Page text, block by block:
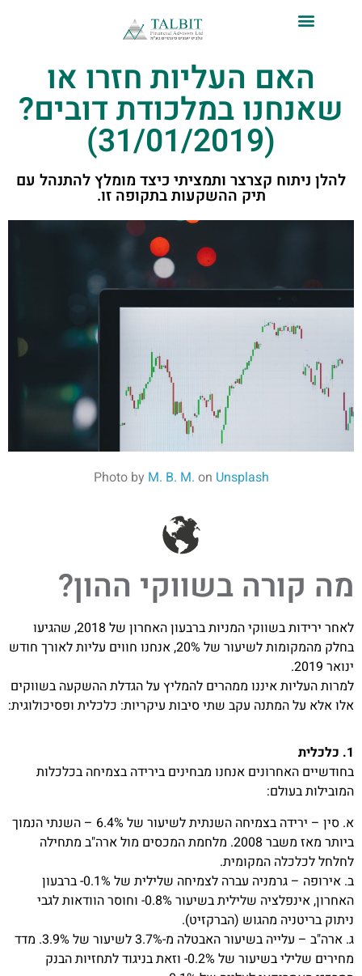
האם העליות חזרו או
שאנחנו במלכודת דובים?
(31/01/2019)
להלן ניתוח קצרצר ותמציתי כיצד מומלץ להתנהל עם
תיק ההשקעות בתקופה זו.
Photo by M. B. M. on Unsplash
מה קורה בשווקי ההון?
לאחר ירידות בשווקי המניות ברבעון האחרון של 2018, שהגיעו
בחלק מהמקומות לשיעור של 20%, אנחנו חווים עליות לאורך חודש
ינואר 2019.
למרות העליות איננו ממהרים להמליץ על הגדלת ההשקעה בשווקים
אלו אלא על המתנה עקב שתי סיבות עיקריות: כלכלית ופסיכולוגית:
1. כלכלית
בחודשיים האחרונים אנחנו מבחינים בירידה בצמיחה בכלכלות
המובילות בעולם:
א. סין – ירידה בצמיחה השנתית לשיעור של 6.4% – השנתי הנמוך
ביותר מאז משבר 2008. מלחמת המכסים מול ארה"ב מתחילה
לחלחל לכלכלה המקומית.
ב. אירופה – גרמניה עברה לצמיחה שלילית של 0.1%- ברבעון
האחרון, אינפלציה שלילית בשיעור 0.8%- וחוסר הוודאות לגבי
ניתוק בריטניה מהגוש (הברקזיט).
ג. ארה"ב – עלייה בשיעור האבטלה מ-3.7% לשיעור של 3.9%. מדד
מחירים שלילי בשיעור של 0.2%- וזאת בניגוד לתחזיות הבנק